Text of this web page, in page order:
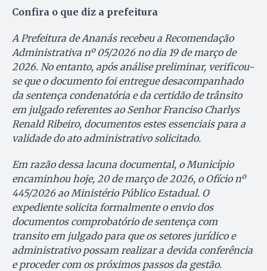
Confira o que diz a prefeitura
A Prefeitura de Ananás recebeu a Recomendação
Administrativa nº 05/2026 no dia 19 de março de
2026. No entanto, após análise preliminar, verificou-
se que o documento foi entregue desacompanhado
da sentença condenatória e da certidão de trânsito
em julgado referentes ao Senhor Franciso Charlys
Renald Ribeiro, documentos estes essenciais para a
validade do ato administrativo solicitado.
Em razão dessa lacuna documental, o Município
encaminhou hoje, 20 de março de 2026, o Ofício nº
445/2026 ao Ministério Público Estadual. O
expediente solicita formalmente o envio dos
documentos comprobatório de sentença com
transito em julgado para que os setores jurídico e
administrativo possam realizar a devida conferência
e proceder com os próximos passos da gestão.